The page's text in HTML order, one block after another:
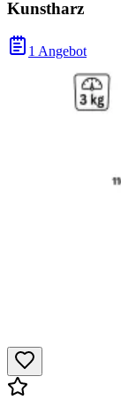
Kunstharz
1 Angebot